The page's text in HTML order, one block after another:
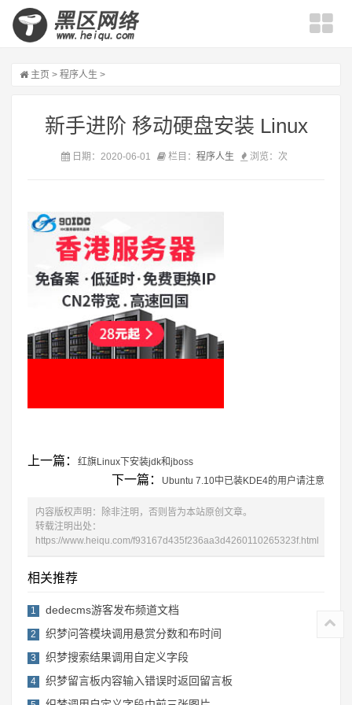
主页 > 程序人生 >
新手进阶 移动硬盘安装 Linux
日期：2020-06-01 栏目： 程序人生 浏览： 次
上一篇： 红旗Linux下安装jdk和jboss
下一篇： Ubuntu 7.10中已装KDE4的用户请注意
内容版权声明：除非注明，否则皆为本站原创文章。
转载注明出处：
https://www.heiqu.com/f93167d435f236aa3d4260110265323f.html
相关推荐
1 dedecms游客发布频道文档
2 织梦问答模块调用悬赏分数和布时间
3 织梦搜索结果调用自定义字段
4 织梦留言板内容输入错误时返回留言板